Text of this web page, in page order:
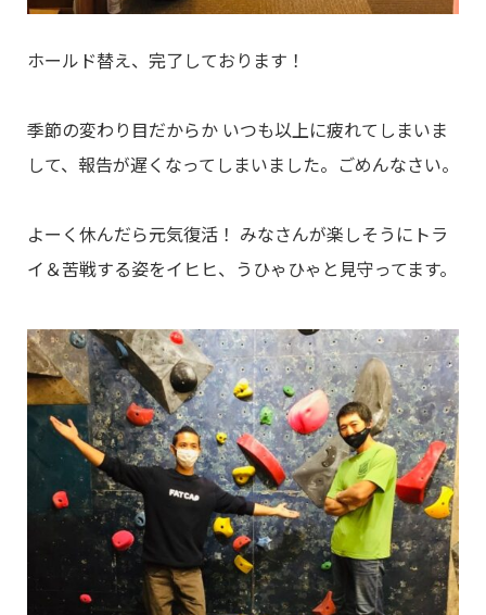
ホールド替え、完了しております！
季節の変わり目だからか いつも以上に疲れてしまいま
して、報告が遅くなってしまいました。ごめんなさい。
よーく休んだら元気復活！ みなさんが楽しそうにトラ
イ＆苦戦する姿をイヒヒ、うひゃひゃと見守ってます。